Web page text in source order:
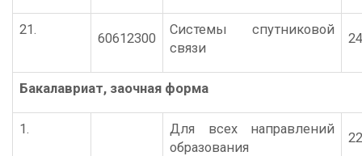
21.
60612300
Системы спутниковой
связи
Бакалавриат, заочная форма
1.
Для всех направлений
образования